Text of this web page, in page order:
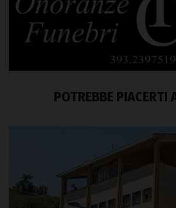
POTREBBE PIACERTI